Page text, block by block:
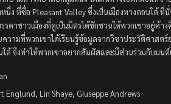
หนึ่ง ที่ชื่อ Pleasant Valley ซึ่งเป็นเมืองทางตอนใต้
รดาชาวเมืองที่ดูเป็นมิตรได้ชักชวนให้พวกเขาอยู่ค้า
วามที่พวกเขาได้เรียนรู้ข้อมูลจากวิชาประวัติศาสตร์
ต้ จึงทำให้พวกเขาอยากสัมผัสและมีส่วนร่วมกับมนต์
Englund, Lin Shaye, Giuseppe Andrews